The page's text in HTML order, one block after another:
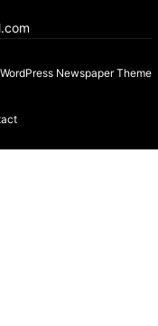
WordPress Newspaper Theme